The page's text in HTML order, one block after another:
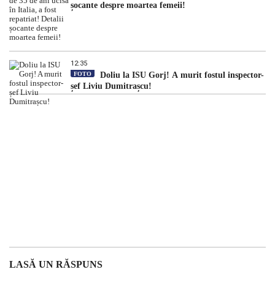
șocante despre moartea femeii!
12:35
FOTO
Doliu la ISU Gorj! A murit fostul inspector-
șef Liviu Dumitrașcu!
LASĂ UN RĂSPUNS